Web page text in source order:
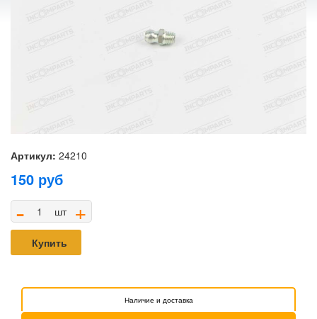
Артикул: 24210
150 руб
- шт +
Купить
Наличие и доставка